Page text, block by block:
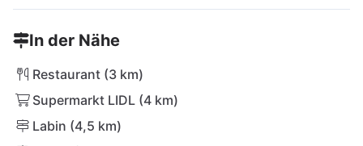
In der Nähe
Restaurant (3 km)
Supermarkt LIDL (4 km)
Labin (4,5 km)